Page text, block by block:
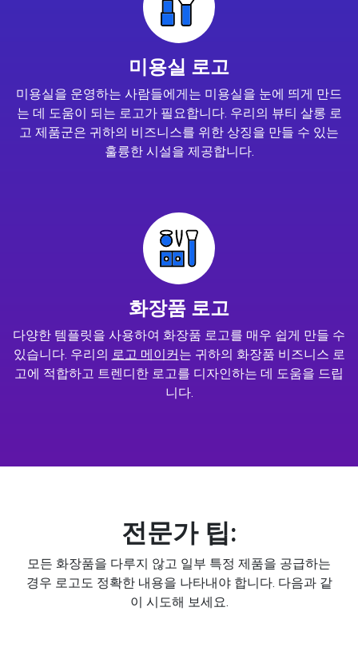
미용실 로고
미용실을 운영하는 사람들에게는 미용실을 눈에 띄게 만드
는 데 도움이 되는 로고가 필요합니다. 우리의 뷰티 살롱 로
고 제품군은 귀하의 비즈니스를 위한 상징을 만들 수 있는
훌륭한 시설을 제공합니다.
화장품 로고
다양한 템플릿을 사용하여 화장품 로고를 매우 쉽게 만들 수
있습니다. 우리의 로고 메이커는 귀하의 화장품 비즈니스 로
고에 적합하고 트렌디한 로고를 디자인하는 데 도움을 드립
니다.
전문가 팁:
모든 화장품을 다루지 않고 일부 특정 제품을 공급하는
경우 로고도 정확한 내용을 나타내야 합니다. 다음과 같
이 시도해 보세요.